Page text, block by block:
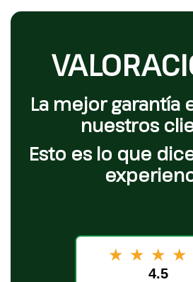
La mejor garantía
nuestros
Esto es lo que
★ ★ ★ ★
4.5